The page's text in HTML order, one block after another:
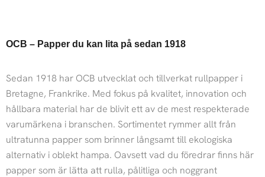
OCB – Papper du kan lita på sedan 1918
Sedan 1918 har OCB utvecklat och tillverkat rullpapper i
Bretagne, Frankrike. Med fokus på kvalitet, innovation och
hållbara material har de blivit ett av de mest respekterade
varumärkena i branschen. Sortimentet rymmer allt från
ultratunna papper som brinner långsamt till ekologiska
alternativ i oblekt hampa. Oavsett vad du föredrar finns här
papper som är lätta att rulla, pålitliga och noggrant